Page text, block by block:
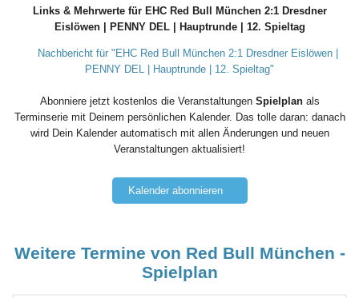
Links & Mehrwerte für EHC Red Bull München 2:1 Dresdner
Eislöwen | PENNY DEL | Hauptrunde | 12. Spieltag
Nachbericht für "EHC Red Bull München 2:1 Dresdner Eislöwen |
PENNY DEL | Hauptrunde | 12. Spieltag"
Abonniere jetzt kostenlos die Veranstaltungen Spielplanals
Terminserie mit Deinem persönlichen Kalender. Das tolle daran: danach
wird Dein Kalender automatisch mit allen Änderungen und neuen
Veranstaltungen aktualisiert!
Kalender abonnieren
Weitere Termine von Red Bull München -
Spielplan